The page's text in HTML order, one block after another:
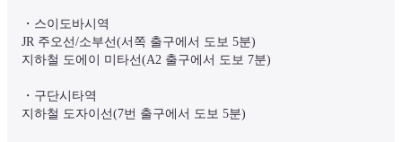
・스이도바시역
JR 주오선/소부선(서쪽 출구에서 도보 5분)
지하철 도에이 미타선(A2 출구에서 도보 7분)
・구단시타역
지하철 도자이선(7번 출구에서 도보 5분)